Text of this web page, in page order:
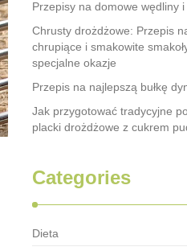
Przepisy na domowe wędliny i
Chrusty drożdżowe: Przepis
chrupiące i smakowite
specjalne okazje
Przepis na najlepszą bułkę
Jak przygotować tradycyjne
placki drożdżowe z cukrem
Categories
Dieta